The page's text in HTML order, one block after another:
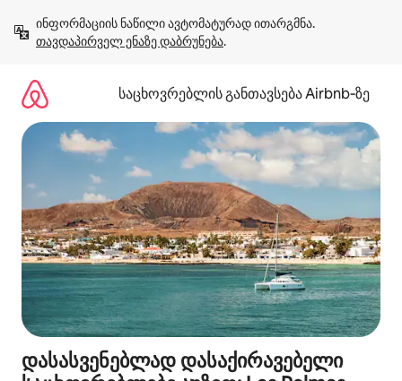
გადასვლა
თავდაპირველ ენაზე დაბრუნება.
საცხოვრებლის განთავსება Airbnb‑ზე
დასასვენებლად დასაქირავებელი